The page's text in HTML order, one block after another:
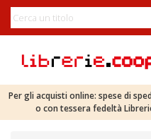
Per gli acquisti online: spese di
o con tessera fedeltà